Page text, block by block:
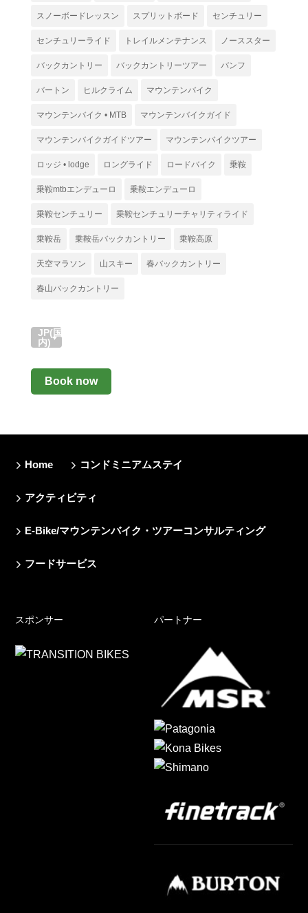
スノーボードレッスン スプリットボード センチュリー
センチュリーライド トレイルメンテナンス ノーススター
バックカントリー バックカントリーツアー バンフ
バートン ヒルクライム マウンテンバイク
マウンテンバイク • MTB マウンテンバイクガイド
マウンテンバイクガイドツアー マウンテンバイクツアー
ロッジ • lodge ロングライド ロードバイク 乗鞍
乗鞍mtbエンデューロ 乗鞍エンデューロ
乗鞍センチュリー 乗鞍センチュリーチャリティライド
乗鞍岳 乗鞍岳バックカントリー 乗鞍高原
天空マラソン 山スキー 春バックカントリー
春山バックカントリー
JP(国
内)
Book now
スポンサー パートナー
Home コンドミニアムステイ
アクティビティ
E-Bike/マウンテンバイク・ツアーコンサルティング
フードサービス